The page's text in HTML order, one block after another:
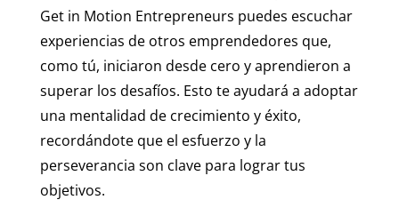
Get in Motion Entrepreneurs puedes escuchar
experiencias de otros emprendedores que,
como tú, iniciaron desde cero y aprendieron a
superar los desafíos. Esto te ayudará a adoptar
una mentalidad de crecimiento y éxito,
recordándote que el esfuerzo y la
perseverancia son clave para lograr tus
objetivos.